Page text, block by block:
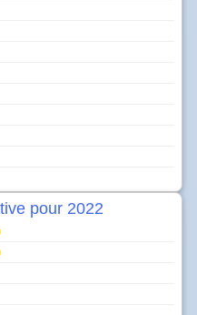
pour 2022